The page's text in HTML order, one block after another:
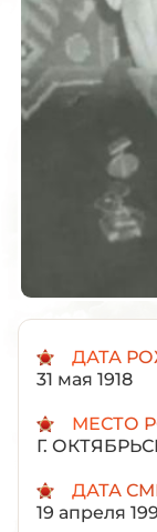
ДАТА
31 мая 1918
МЕСТО
Г.
ДАТА
19 апреля